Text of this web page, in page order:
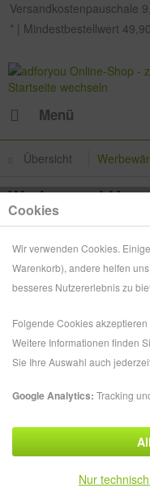
Versandkostenpauschale
* | Mindestbestellwert
Menü
Übersicht
Werbewand
949,49 € *
zzgl. Versandkosten
Cookies
Wir verwenden Cookies.
Warenkorb), andere helfen
besseres Nutzererlebnis zu
Folgende Cookies
Weitere Informationen finden
Sie Ihre Auswahl auch
Google Analytics: Tracking
Nur